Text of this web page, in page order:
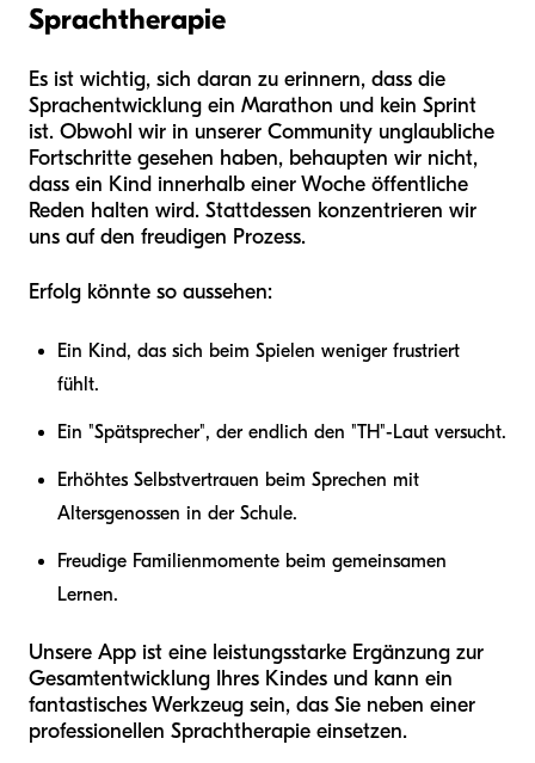
Sprachtherapie
Es ist wichtig, sich daran zu erinnern, dass die
Sprachentwicklung ein Marathon und kein Sprint
ist. Obwohl wir in unserer Community unglaubliche
Fortschritte gesehen haben, behaupten wir nicht,
dass ein Kind innerhalb einer Woche öffentliche
Reden halten wird. Stattdessen konzentrieren wir
uns auf den freudigen Prozess.
Erfolg könnte so aussehen:
Ein Kind, das sich beim Spielen weniger frustriert
fühlt.
Ein "Spätsprecher", der endlich den "TH"-Laut versucht.
Erhöhtes Selbstvertrauen beim Sprechen mit
Altersgenossen in der Schule.
Freudige Familienmomente beim gemeinsamen
Lernen.
Unsere App ist eine leistungsstarke Ergänzung zur
Gesamtentwicklung Ihres Kindes und kann ein
fantastisches Werkzeug sein, das Sie neben einer
professionellen Sprachtherapie einsetzen.